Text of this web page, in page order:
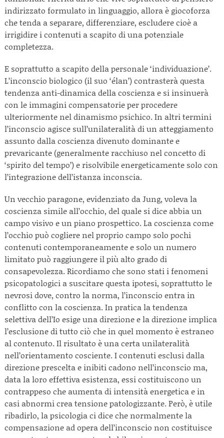
indirizzato formulato in linguaggio, allora è giocoforza
che tenda a separare, differenziare, escludere cioè a
irrigidire i contenuti a scapito di una potenziale
completezza.
E soprattutto a scapito della personale ‘individuazione’.
L’inconscio biologico (il suo ‘élan’) contrasterà questa
tendenza anti-dinamica della coscienza e si insinuerà
con le immagini compensatorie per procedere
ulteriormente nel dinamismo psichico. In altri termini
l’inconscio agisce sull’unilateralità di un atteggiamento
assunto dalla coscienza divenuto dominante e
prevaricante (generalmente racchiuso nel concetto di
‘spirito del tempo’) e risolvibile energeticamente solo con
l’integrazione dell’istanza inconscia.
Un vecchio paragone, evidenziato da Jung, voleva la
coscienza simile all’occhio, del quale si dice abbia un
campo visivo e un piano prospettico. La coscienza come
l’occhio può cogliere nel proprio campo solo pochi
contenuti contemporaneamente e solo un numero
limitato può raggiungere il più alto grado di
consapevolezza. Ricordiamo che sono stati i fenomeni
psicopatologici a suscitare questa ipotesi, soprattutto le
nevrosi dove, contro la norma, l’inconscio entra in
conflitto con la coscienza. In pratica la tendenza
selettiva dell’Io esige una direzione e la direzione implica
l’esclusione di tutto ciò che in quel momento è estraneo
al contenuto. Il risultato è una certa unilateralità
nell’orientamento cosciente. I contenuti esclusi dalla
direzione prescelta e inibiti cadono nell’inconscio ma,
data la loro effettiva esistenza, essi costituiscono un
contrappeso che aumenta di intensità energetica e in
casi abnormi crea tensione patologizzante. Però, è utile
ribadirlo, la psicologia ci dice che normalmente la
compensazione ad opera dell’inconscio non costituisce